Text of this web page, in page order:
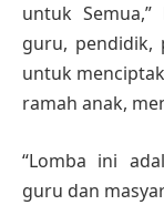
untuk
guru, pendidik,
untuk
ramah anak,
“Lomba ini
guru dan